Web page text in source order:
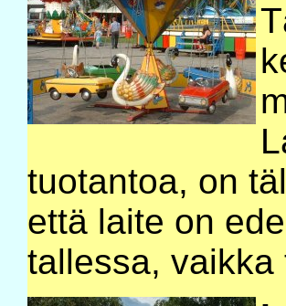
tuotantoa, on
että laite on
tallessa,